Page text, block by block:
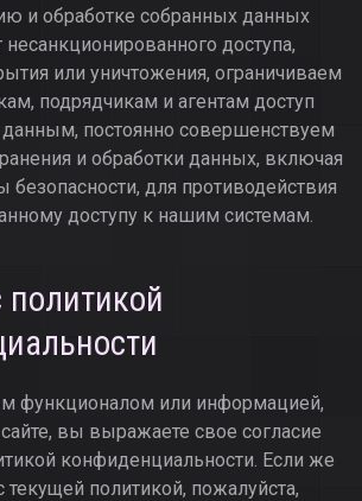
и обработке собранных данных
доступа,
или уничтожения, ограничиваем
подрядчикам и агентам доступ
постоянно совершенствуем
и обработки данных, включая
для противодействия
доступу к нашим системам.
политикой
функционалом или информацией,
вы выражаете свое согласие
конфиденциальности. Если же
политикой, пожалуйста,